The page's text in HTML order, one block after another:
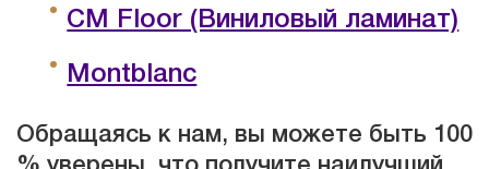
CM Floor (Виниловый ламинат)
Montblanc
Обращаясь к нам, вы можете быть 100